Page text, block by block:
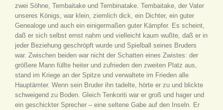
zwei Söhne, Tembaitake und Tembinatake. Tembaitake, der Vater
unseres Königs, war klein, ziemlich dick, ein Dichter, ein guter
Genealoge und auch ein einigermaßen guter Kämpfer. Es scheint,
daß er sich selbst ernst nahm und vielleicht kaum wußte, daß er in
jeder Beziehung geschröpft wurde und Spielball seines Bruders
war. Zwischen beiden war nicht der Schatten eines Zwistes: der
größere Mann füllte heiter und zufrieden den zweiten Platz aus,
stand im Kriege an der Spitze und verwaltete im Frieden alle
Hauptämter. Wenn sein Bruder ihn tadelte, hörte er zu und blickte
schweigend zu Boden. Gleich Tenkoriti war er groß und hager und
ein geschickter Sprecher – eine seltene Gabe auf den Inseln. Er